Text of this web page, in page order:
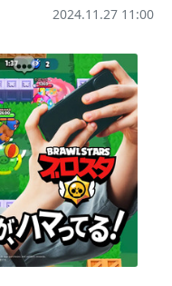
2024.11.27 11:00